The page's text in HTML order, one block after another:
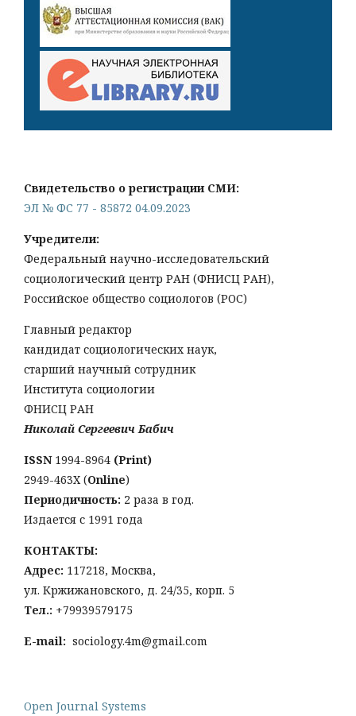
Свидетельство о регистрации СМИ:
ЭЛ № ФС 77 - 85872 04.09.2023
Учредители:
Федеральный научно-исследовательский
социологический центр РАН (ФНИСЦ РАН),
Российское общество социологов (РОС)
Главный редактор
кандидат социологических наук,
старший научный сотрудник
Института социологии
ФНИСЦ РАН
Николай Сергеевич Бабич
ISSN 1994-8964 (Print)
2949-463Х (Online)
Периодичность: 2 раза в год.
Издается с 1991 года
КОНТАКТЫ:
Адрес: 117218, Москва,
ул. Кржижановского, д. 24/35, корп. 5
Тел.: +79939579175
E-mail: sociology.4m@gmail.com
Open Journal Systems